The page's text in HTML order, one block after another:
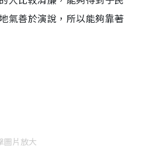
氣善於演說，所以能夠靠著
圖片放大